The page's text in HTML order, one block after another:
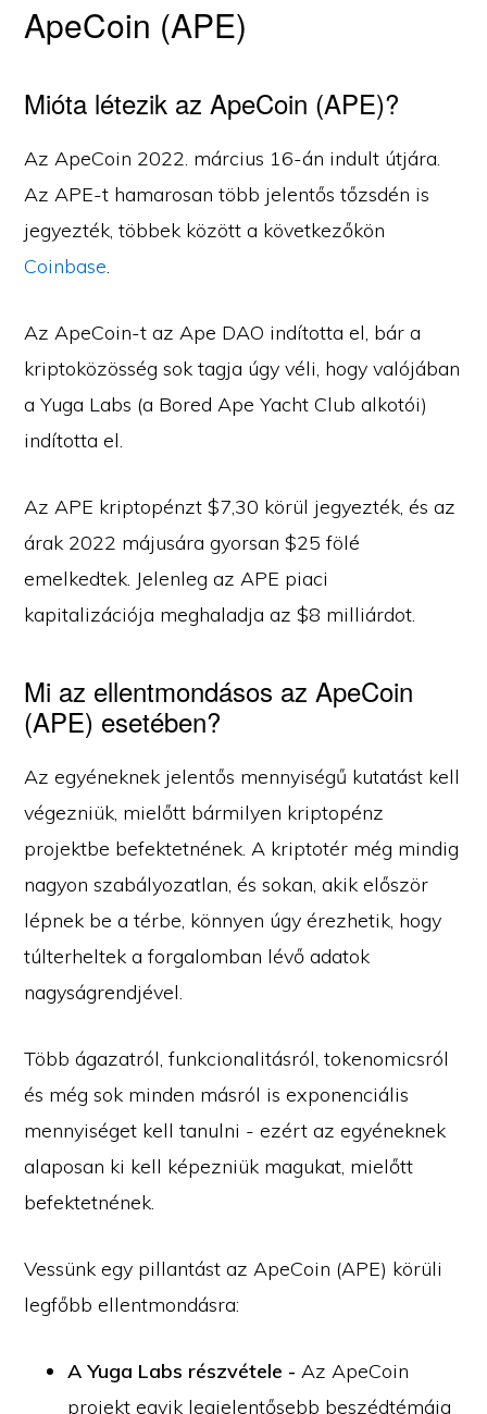
ApeCoin (APE)
Mióta létezik az ApeCoin (APE)?
Az ApeCoin 2022. március 16-án indult útjára.
Az APE-t hamarosan több jelentős tőzsdén is
jegyezték, többek között a következőkön
Coinbase.
Az ApeCoin-t az Ape DAO indította el, bár a
kriptoközösség sok tagja úgy véli, hogy valójában
a Yuga Labs (a Bored Ape Yacht Club alkotói)
indította el.
Az APE kriptopénzt $7,30 körül jegyezték, és az
árak 2022 májusára gyorsan $25 fölé
emelkedtek. Jelenleg az APE piaci
kapitalizációja meghaladja az $8 milliárdot.
Mi az ellentmondásos az ApeCoin
(APE) esetében?
Az egyéneknek jelentős mennyiségű kutatást kell
végezniük, mielőtt bármilyen kriptopénz
projektbe befektetnének. A kriptotér még mindig
nagyon szabályozatlan, és sokan, akik először
lépnek be a térbe, könnyen úgy érezhetik, hogy
túlterheltek a forgalomban lévő adatok
nagyságrendjével.
Több ágazatról, funkcionalitásról, tokenomicsról
és még sok minden másról is exponenciális
mennyiséget kell tanulni - ezért az egyéneknek
alaposan ki kell képezniük magukat, mielőtt
befektetnének.
Vessünk egy pillantást az ApeCoin (APE) körüli
legfőbb ellentmondásra:
A Yuga Labs részvétele -Az ApeCoin
projekt egyik legjelentősebb beszédtémája